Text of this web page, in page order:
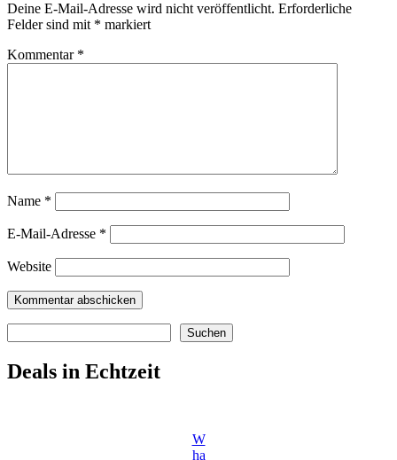
Deine E-Mail-Adresse wird nicht veröffentlicht. Erforderliche
Felder sind mit * markiert
Kommentar *
Name *
E-Mail-Adresse *
Website
Suchen
Deals in Echtzeit
W
ha